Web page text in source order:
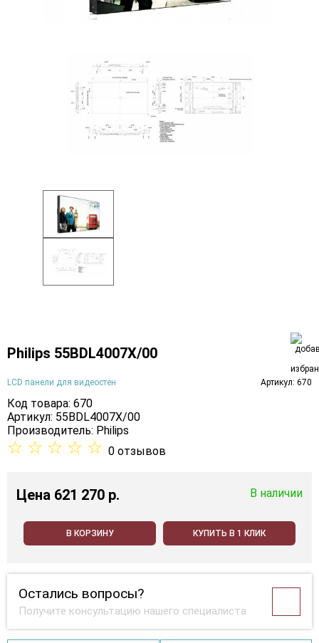
Philips 55BDL4007X/00
LCD панели для видеостен Артикул: 670
Код товара: 670
Артикул: 55BDL4007X/00
Производитель: Philips
☆ ☆ ☆ ☆ ☆ 0 отзывов
Цена 621 270 p. В наличии
В КОРЗИНУ КУПИТЬ В 1 КЛИК
Остались вопросы?
Получите консультацию нашего специалиста